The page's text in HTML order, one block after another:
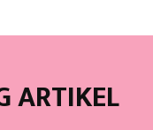
ARTIKEL